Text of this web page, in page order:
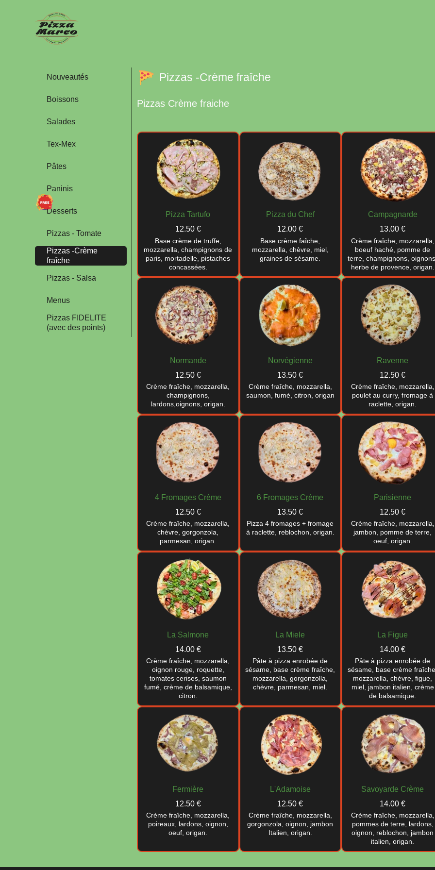
15 Rue Saint-Lazare
95290 L'Isle-Adam
Horaires OUVERT deMARDIà
De11h45 à 14h- puis
(Jusqu'à 22h30 le
Fermé le DIMANCHE
Nouveautés
Boissons
Salades
Tex-Mex
Pâtes
Paninis
Desserts
Pizzas - Tomate
Pizzas -Crème
fraîche
Pizzas - Salsa
Menus
Pizzas FIDELITE
(avec des points)
Pizzas -Crème fraîche
Pizzas Crème fraiche
12.50 €
Pizza Tartufo
Base crème de truffe,
mozzarella, champignons de
paris, mortadelle, pistaches
concassées.
12.00 €
Pizza du Chef
Base crème faîche,
mozzarella, chèvre, miel,
graines de sésame.
13.00 €
Campagnarde
Crème fraîche, mozzarella,
boeuf haché, pomme de
terre, champignons,
herbe de provence, origan.
12.50 €
Normande
Crème fraîche, mozzarella,
champignons,
lardons,oignons, origan.
13.50 €
Norvégienne
Crème fraîche, mozzarella,
saumon, fumé, citron, origan
12.50 €
Ravenne
Crème fraîche, mozzarella,
poulet au curry, fromage à
raclette, origan.
12.50 €
4 Fromages Crème
Crème fraîche, mozzarella,
chèvre, gorgonzola,
parmesan, origan.
13.50 €
6 Fromages Crème
Pizza 4 fromages + fromage
à raclette, reblochon, origan.
12.50 €
Parisienne
Crème fraîche, mozzarella,
jambon, pomme de terre,
oeuf, origan.
14.00 €
La Salmone
Crème fraîche, mozzarella,
oignon rouge, roquette,
tomates cerises, saumon
fumé, crème de balsamique,
citron.
13.50 €
La Miele
Pâte à pizza enrobée de
sésame, base crème fraîche,
mozzarella, gorgonzolla,
chèvre, parmesan, miel.
14.00 €
La Figue
Pâte à pizza enrobée de
sésame, base crème
mozzarella, chèvre, figue,
miel, jambon italien, crème
de balsamique.
12.50 €
Fermière
Crème fraîche, mozzarella,
poireaux, lardons, oignon,
oeuf, origan.
12.50 €
L'Adamoise
Crème fraîche, mozzarella,
gorgonzola, oignon, jambon
Italien, origan.
14.00 €
Savoyarde Crème
Crème fraîche, mozzarella,
pommes de terre, lardons,
oignon, reblochon, jambon
italien, origan.